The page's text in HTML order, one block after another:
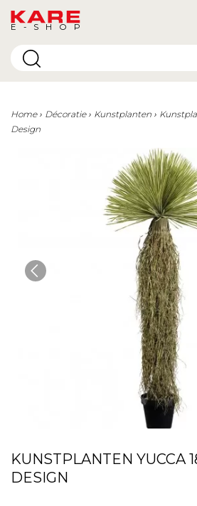
E-SHOP
Home Décoratie Kunstplanten
Design
KUNSTPLANTEN YUCCA
DESIGN